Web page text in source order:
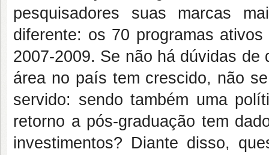
pesquisadores suas marcas
diferente: os 70 programas
2007-2009. Se não há dúvidas
área no país tem crescido, não
servido: sendo também uma
retorno a pós-graduação tem
investimentos? Diante disso,